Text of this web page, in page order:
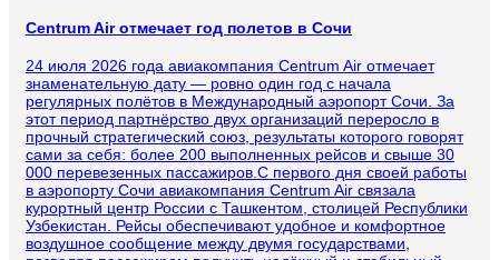
Centrum Air отмечает год полетов в Сочи
24 июля 2026 года авиакомпания Centrum Air отмечает
знаменательную дату — ровно один год с начала
регулярных полётов в Международный аэропорт Сочи. За
этот период партнёрство двух организаций переросло в
прочный стратегический союз, результаты которого говорят
сами за себя: более 200 выполненных рейсов и свыше 30
000 перевезенных пассажиров.С первого дня своей работы
в аэропорту Сочи авиакомпания Centrum Air связала
курортный центр России с Ташкентом, столицей Республики
Узбекистан. Рейсы обеспечивают удобное и комфортное
воздушное сообщение между двумя государствами,